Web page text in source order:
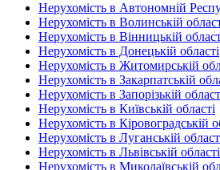
Нерухомість в Автономній
Нерухомість в Волинській
Нерухомість в Вінницькій
Нерухомість в Донецькій області
Нерухомість в Житомирській
Нерухомість в Закарпатській
Нерухомість в Запорізькій
Нерухомість в Київській області
Нерухомість в Кіровоградській
Нерухомість в Луганській
Нерухомість в Львівській області
Нерухомість в Миколаївській